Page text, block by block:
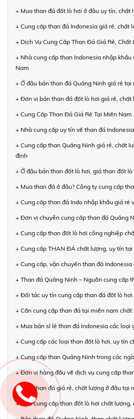
+ Mua than đá đốt lò hơi ở đâu uy tín, chất
+ Cung cấp than đá Indonesia giá rẻ, chất
+ Dịch Vụ Cung Cấp Than Đá Giá Rẻ, Chất
+ Nhà cung cấp than Indonesia nhập
Nam
+ Ở đâu bán than đá Quảng Ninh giá rẻ tại
+ Đơn vị bán than đá đốt lò hơi giá rẻ,
+ Cung Cấp Than Đá Giá Rẻ Tại Miền
+ Nhà cung cấp uy tín về than đá
+ Cung cấp than Quảng Ninh giá rẻ, chất
định
+ Ở đâu bán than đốt lò hơi, giá than đốt
+ Mua than đá ở đâu? Công ty cung cấp
+ Cung cấp than đá Indo nhập khẩu giá rẻ
+ Đơn vị chuyên cung cấp than đá Quảng
+ Cung cấp than đốt lò hơi công nghiệp
+ Cung cấp THAN ĐÁ chất lượng, uy tín
+ Cung cấp, vận chuyển than đá
+ Than đá Quảng Ninh – Nguồn cung cấp
+ Đối tác uy tín cung cấp than đá đốt lò
+ Cần cung cấp than đá tại miền nam chất
+ Mua bán sỉ lẻ than đá Indonesia các loại
+ Cung cấp các loại than đốt lò hơi, uy tín
+ Cung cấp than Quảng Ninh trong các
+ Đơn vị hàng đầu về dịch vụ cung cấp
+ Mua than đá giá rẻ, chất lượng ở đâu tại
+ Nhà cung cấp than đốt lò hơi chất